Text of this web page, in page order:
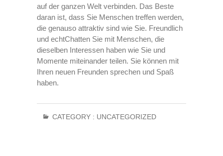
auf der ganzen Welt verbinden. Das Beste
daran ist, dass Sie Menschen treffen werden,
die genauso attraktiv sind wie Sie. Freundlich
und echtChatten Sie mit Menschen, die
dieselben Interessen haben wie Sie und
Momente miteinander teilen. Sie können mit
Ihren neuen Freunden sprechen und Spaß
haben.
CATEGORY : UNCATEGORIZED